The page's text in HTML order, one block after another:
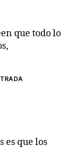
que todo lo
es que los